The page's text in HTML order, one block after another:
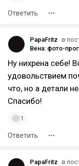
Ответить
PapaFritz в
Вена: фото-
Ну нихрена себе!
удовольствием
что, но а детали
Спасибо!
1
Ответить
PapaFritz в